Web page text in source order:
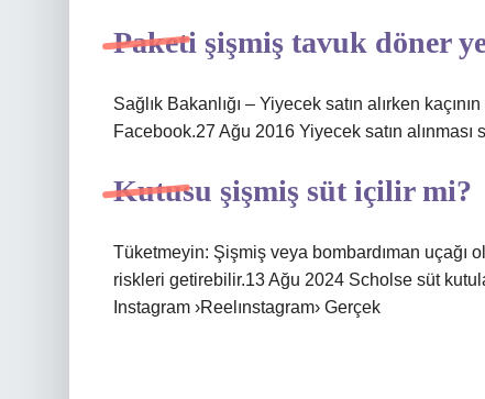
Paketi şişmiş tavuk döner
Sağlık Bakanlığı – Yiyecek satın alırken
Facebook.27 Ağu 2016 Yiyecek satın alınması
Kutusu şişmiş süt içilir mi?
Tüketmeyin: Şişmiş veya bombardıman uçağı
riskleri getirebilir.13 Ağu 2024 Scholse süt
Instagram ›Reelınstagram› Gerçek